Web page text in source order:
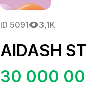
ID 5091 3,1K
AIDASH
30 000